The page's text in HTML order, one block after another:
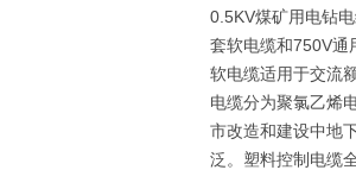
0.5KV煤矿用电钻
套软电缆和750V通
软电缆适用于交流
电缆分为聚氯乙烯
市改造和建设中地
泛。塑料控制电缆